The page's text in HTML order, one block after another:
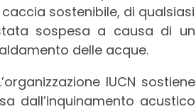
sostenibile, di qualsiasi
sospesa a causa di un
delle acque.
IUCN sostiene
dall’inquinamento acustico